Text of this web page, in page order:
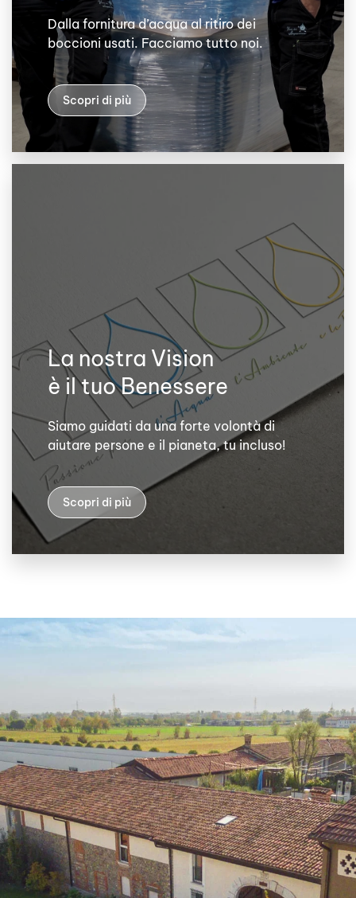
Dalla fornitura d’acqua al ritiro dei
boccioni usati. Facciamo tutto noi.
Scopri di più
La nostra Vision
è il tuo Benessere
Siamo guidati da una forte volontà di
aiutare persone e il pianeta, tu incluso!
Scopri di più